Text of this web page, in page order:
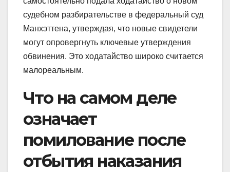
судебном разбирательстве в федеральный суд
Манхэттена, утверждая, что новые свидетели
могут опровергнуть ключевые утверждения
обвинения. Это ходатайство широко считается
малореальным.
Что на самом деле
означает
помилование после
отбытия наказания